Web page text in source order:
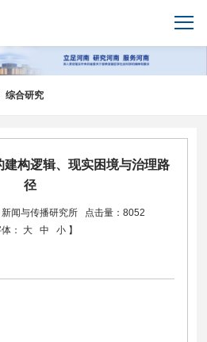
综合研究
建构逻辑、现实困境与治理路
径
闻与传播研究所
点击量：8052
体：
大 中 小 】